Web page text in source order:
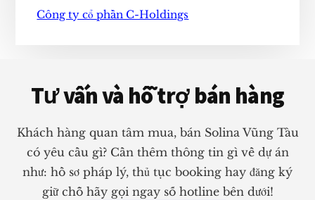
Công ty cổ phần C-Holdings
Tư vấn và hỗ trợ bán hàng
Khách hàng quan tâm mua, bán Solina Vũng Tàu
có yêu cầu gì? Cần thêm thông tin gì về dự án
như: hồ sơ pháp lý, thủ tục booking hay đăng ký
giữ chỗ hãy gọi ngay số hotline bên dưới!